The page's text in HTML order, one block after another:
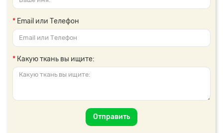
Email или Телефон
Какую ткань вы ищите:
Отправить